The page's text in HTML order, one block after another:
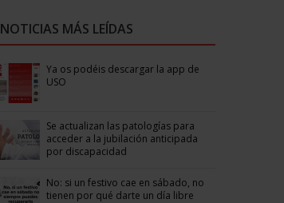
NOTICIAS MÁS LEÍDAS
Ya os podéis descargar la app de
USO
Se actualizan las patologías para
acceder a la jubilación anticipada
por discapacidad
No: si un festivo cae en sábado, no
tienen por qué darte un día libre